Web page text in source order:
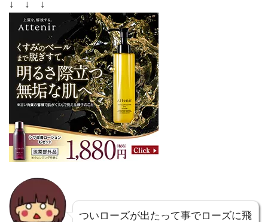
↓ ↓ ↓
ついローズが出たって事でローズに飛